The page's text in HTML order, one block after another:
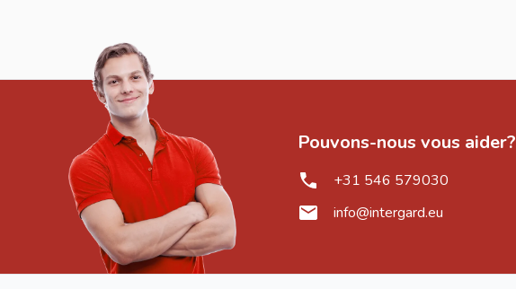
Pouvons-nous vous aider?
+31 546 579030
info@intergard.eu